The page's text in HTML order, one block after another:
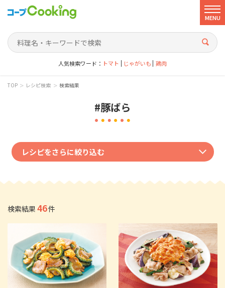
MENU
人気検索ワード： トマト じゃがいも 鶏肉
TOP > レシピ検索 > 検索結果
#豚ばら
レシピをさらに絞り込む
料理区分で絞り込む
主食
主菜 副菜 デザート 汁物
検索結果 46件